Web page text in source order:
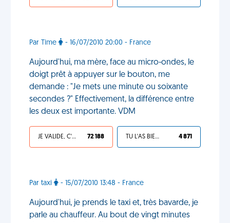
Par Time - 16/07/2010 20:00 - France
Aujourd'hui, ma mère, face au micro-ondes, le
doigt prêt à appuyer sur le bouton, me
demande : "Je mets une minute ou soixante
secondes ?" Effectivement, la différence entre
les deux est importante. VDM
JE VALIDE, C'EST UNE VDM 72 188 TU L'AS BIEN MÉRITÉ 4 871
Par taxi - 15/07/2010 13:48 - France
Aujourd'hui, je prends le taxi et, très bavarde, je
parle au chauffeur. Au bout de vingt minutes